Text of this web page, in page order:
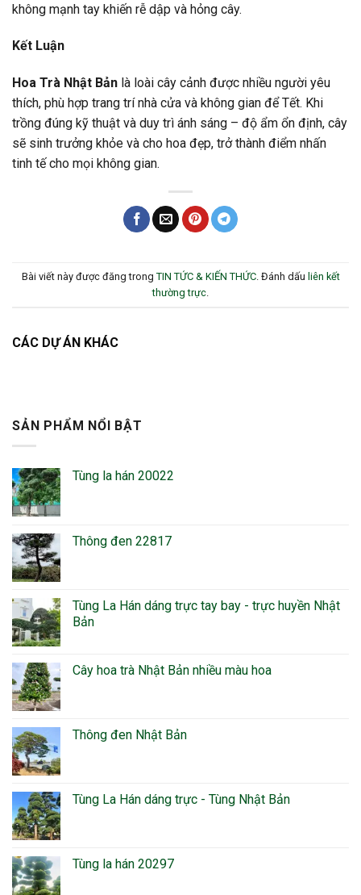
SẢN PHẨM NỔI BẬT
Tùng la hán 20022
Thông đen 22817
Tùng La Hán dáng trực tay bay - trực huyền Nhật
Bản
Cây hoa trà Nhật Bản nhiều màu hoa
Thông đen Nhật Bản
Tùng La Hán dáng trực - Tùng Nhật Bản
Tùng la hán 20297
không mạnh tay khiến rễ dập và hỏng cây.
Kết Luận
Hoa Trà Nhật Bản là loài cây cảnh được nhiều người yêu
thích, phù hợp trang trí nhà cửa và không gian để Tết. Khi
trồng đúng kỹ thuật và duy trì ánh sáng – độ ẩm ổn định, cây
sẽ sinh trưởng khỏe và cho hoa đẹp, trở thành điểm nhấn
tinh tế cho mọi không gian.
Bài viết này được đăng trong TIN TỨC & KIẾN THỨC. Đánh dấu liên kết
thường trực
CÁC DỰ ÁN KHÁC